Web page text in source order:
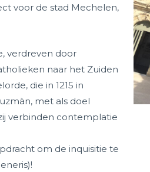
voor de stad Mechelen,
verdreven door
naar het Zuiden
die in 1215 in
met als doel
verbinden contemplatie
om de inquisitie te